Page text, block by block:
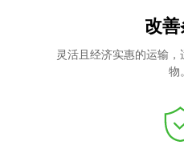
改
灵活且经济实惠的运输
物。